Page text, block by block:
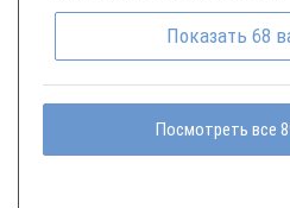
Показать 68
Посмотреть все